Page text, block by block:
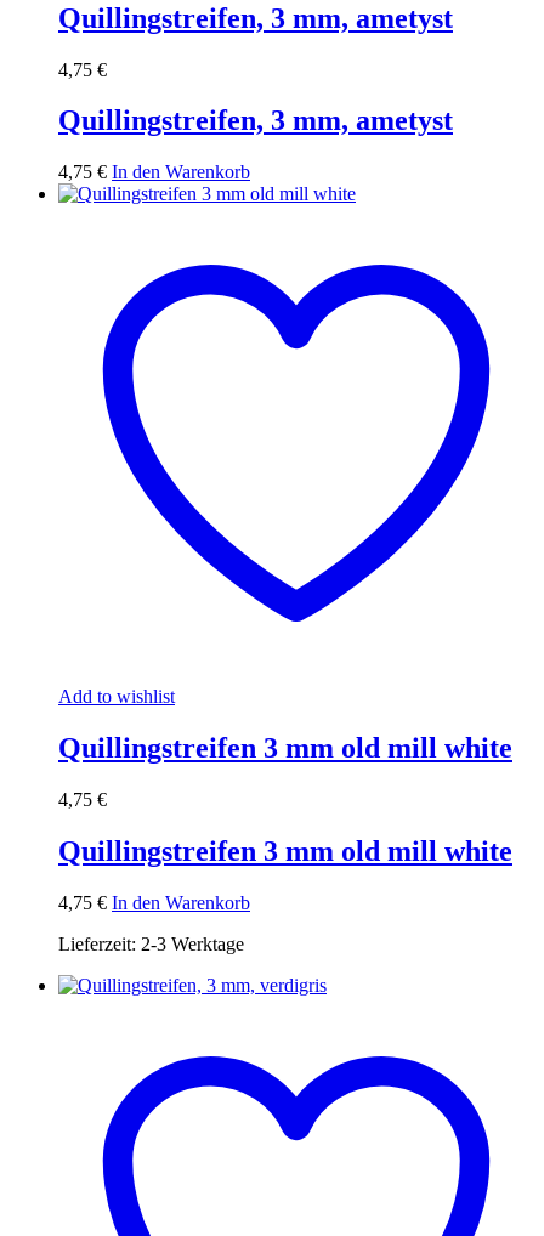
Quillingstreifen, 3 mm, ametyst
4,75 €
Quillingstreifen, 3 mm, ametyst
4,75 € In den Warenkorb
Add to wishlist
Quillingstreifen 3 mm old mill white
4,75 €
Quillingstreifen 3 mm old mill white
4,75 € In den Warenkorb
Lieferzeit: 2-3 Werktage